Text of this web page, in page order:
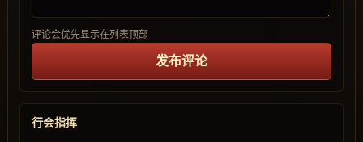
评论会优先显示在列表顶部
发布评论
行会指挥